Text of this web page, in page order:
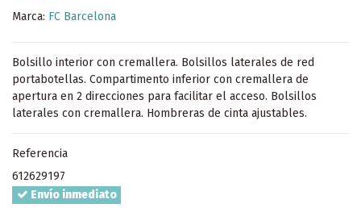
Marca: FC Barcelona
Bolsillo interior con cremallera. Bolsillos laterales de red
portabotellas. Compartimento inferior con cremallera de
apertura en 2 direcciones para facilitar el acceso. Bolsillos
laterales con cremallera. Hombreras de cinta ajustables.
Referencia
612629197
Envío inmediato